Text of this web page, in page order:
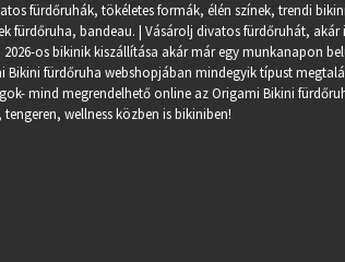
fürdőruhák, tökéletes formák, élén színek, trendi
bandeau. | Vásárolj divatos fürdőruhát,
os bikinik kiszállítása akár már egy munkanapon
fürdőruha webshopjában mindegyik típust
mind megrendelhető online az Origami Bikini
wellness közben is bikiniben!